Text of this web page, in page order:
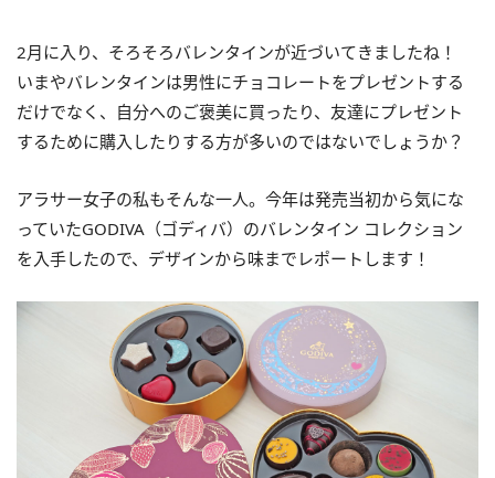
2月に入り、そろそろバレンタインが近づいてきましたね！
いまやバレンタインは男性にチョコレートをプレゼントする
だけでなく、自分へのご褒美に買ったり、友達にプレゼント
するために購入したりする方が多いのではないでしょうか？
アラサー女子の私もそんな一人。今年は発売当初から気にな
っていたGODIVA（ゴディバ）のバレンタイン コレクション
を入手したので、デザインから味までレポートします！